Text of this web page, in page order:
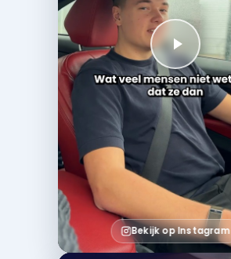
Bekijk op Instagram